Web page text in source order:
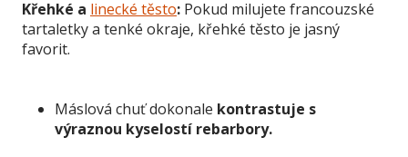
Křehké a linecké těsto: Pokud milujete francouzské
tartaletky a tenké okraje, křehké těsto je jasný
favorit.
Máslová chuť dokonale kontrastuje s
výraznou kyselostí rebarbory.